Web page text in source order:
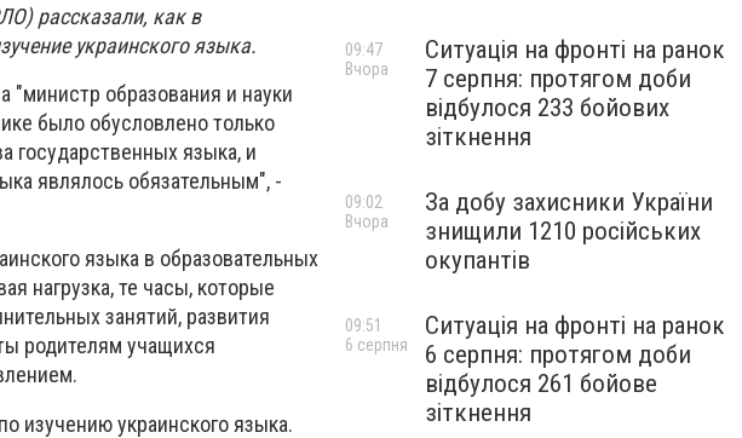
рассказали, как в
украинского языка.
образования и науки
было обусловлено только
государственных языка, и
являлось обязательным", -
языка в образовательных
нагрузка, те часы, которые
занятий, развития
родителям учащихся
изучению украинского языка.
Ситуація на фронті на ранок
7 серпня: протягом доби
відбулося 233 бойових
зіткнення
09:47
Вчора
За добу захисники України
знищили 1210 російських
окупантів
09:02
Вчора
Ситуація на фронті на ранок
6 серпня: протягом доби
відбулося 261 бойове
зіткнення
09:51
6 серпня